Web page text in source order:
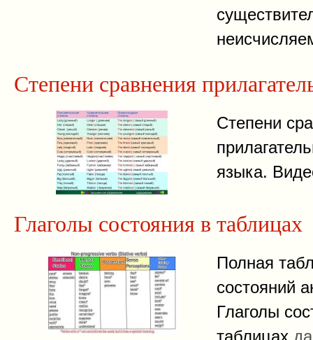
Степени сравнения
Степени
языка.
Глаголы состояния в таблицах
Полная
состояний
Глаголы
таблицах